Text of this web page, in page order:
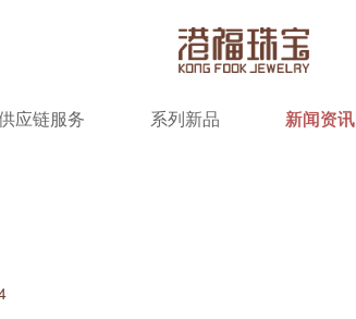
应链服务 系列新品 新闻资讯